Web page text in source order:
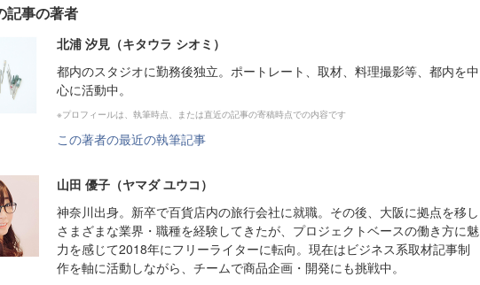
記事の著者
北浦 汐見（キタウラ シオミ）
都内のスタジオに勤務後独立。ポートレート、取材、料理撮影等、都内を中
心に活動中。
※プロフィールは、執筆時点、または直近の記事の寄稿時点での内容です
この著者の最近の執筆記事
山田 優子（ヤマダ ユウコ）
神奈川出身。新卒で百貨店内の旅行会社に就職。その後、大阪に拠点を移し
さまざまな業界・職種を経験してきたが、プロジェクトベースの働き方に魅
力を感じて2018年にフリーライターに転向。現在はビジネス系取材記事制
作を軸に活動しながら、チームで商品企画・開発にも挑戦中。